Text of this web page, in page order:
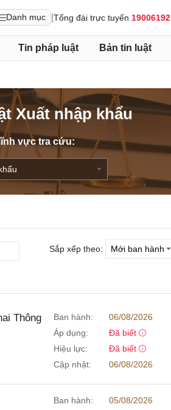
Danh mục Tổng đài trực tuyến 19006192
Tin pháp luật Bản tin luật
Xuất nhập khẩu
vực tra cứu:
Sắp xếp theo:
Thông
Ban hành:
06/08/2026
Áp dụng:
Đã biết
Hiệu lực:
Đã biết
Cập nhật:
06/08/2026
Ban hành:
05/08/2026